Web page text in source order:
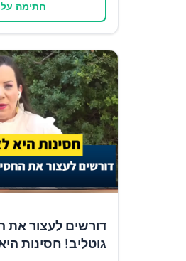
חתימה
דורשים לעצור את
גוטליב! חסינות